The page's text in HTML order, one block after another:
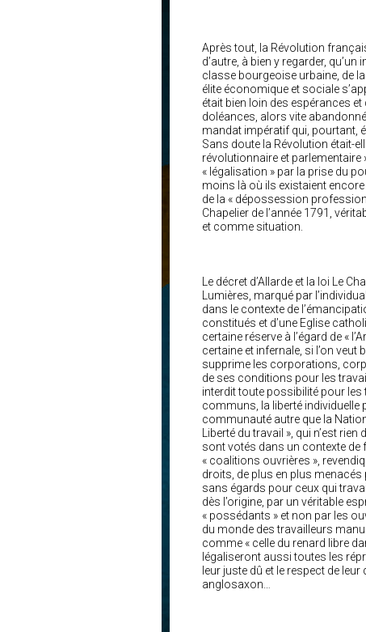
Après tout, la Révolution
d’autre, à bien y regarder,
classe bourgeoise urbaine, de
élite économique et sociale
était bien loin des espérances
doléances, alors vite
mandat impératif qui, pourtant,
Sans doute la Révolution était-
révolutionnaire et parlementaire
« légalisation » par la prise du
moins là où ils existaient
de la « dépossession
Chapelier de l’année 1791,
et comme situation.
Le décret d’Allarde et la loi Le
Lumières, marqué par
dans le contexte de
constitués et d’une Eglise
certaine réserve à l’égard de «
certaine et infernale, si l’on
supprime les corporations,
de ses conditions pour les
interdit toute possibilité pour
communs, la liberté
communauté autre que la
Liberté du travail », qui n’est
sont votés dans un contexte
« coalitions ouvrières »,
droits, de plus en plus
sans égards pour ceux qui
dès l’origine, par un véritable
« possédants » et non par les
du monde des travailleurs
comme « celle du renard libre
légaliseront aussi toutes les
leur juste dû et le respect de
anglosaxon…